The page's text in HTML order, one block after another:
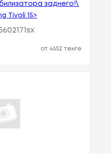
заднего!\
Tivoli 15>
от 4652 тенге